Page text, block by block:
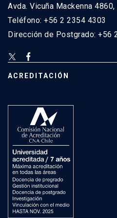
Avda. Vicuña Mackenna
Teléfono: +56 2 2354 4303
Dirección de Postgrado: +56
ACREDITACIÓN